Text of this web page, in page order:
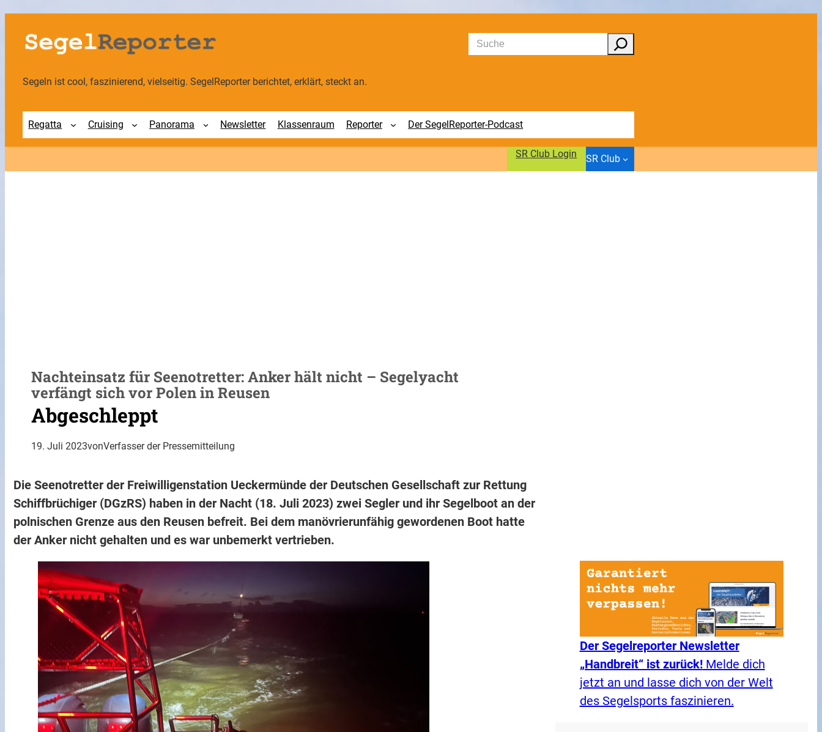
Zum
Inhalt
springen
Suchen
Segeln ist cool, faszinierend, vielseitig. SegelReporter berichtet, erklärt, steckt an.
Regatta Cruising Panorama Newsletter Klassenraum Reporter Der SegelReporter-Podcast
SR Club Login SR Club
Nachteinsatz für Seenotretter: Anker hält nicht – Segelyacht
verfängt sich vor Polen in Reusen
Abgeschleppt
19. Juli 2023vonVerfasser der Pressemitteilung
Die Seenotretter der Freiwilligenstation Ueckermünde der Deutschen Gesellschaft zur Rettung
Schiffbrüchiger (DGzRS) haben in der Nacht (18. Juli 2023) zwei Segler und ihr Segelboot an der
polnischen Grenze aus den Reusen befreit. Bei dem manövrierunfähig gewordenen Boot hatte
der Anker nicht gehalten und es war unbemerkt vertrieben.
Der Segelreporter Newsletter
„Handbreit“ ist zurück!Melde dich
jetzt an und lasse dich von der Welt
des Segelsports faszinieren.